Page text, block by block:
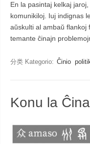
En la pasintaj kelkaj
komunikiloj. Iuj indignas
aŭskulti al ambaŭ flankoj
temante ĉinajn
分类 Kategorio: Ĉinio
Konu la